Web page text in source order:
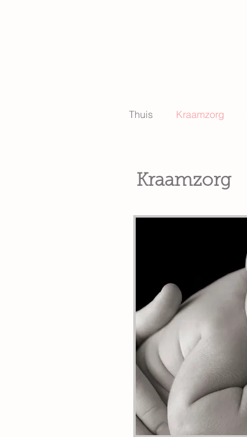
Thuis Kraamzorg
Kraamzorg